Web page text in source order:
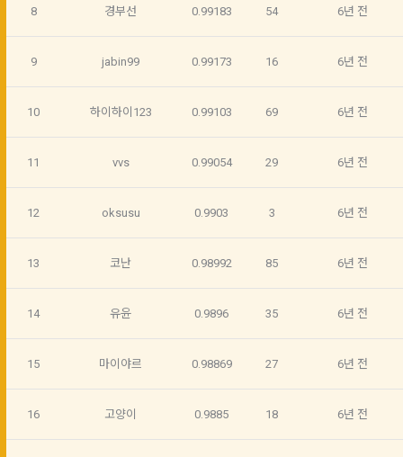
메일 인증 필요
[데이콘] 회원가입 인증메일
하여 본인의 개인정보와 프로젝트, 코드 등을 공유한 자로서, 채
인 또는 법인을 말한다.
6. “해커톤”이라 함은 “회사”가 “사이트”에 출제한 문제에 “개인
회원”이 AI 코드를 제출하고, “회사”는 이를 평가하여 우수작을
7. “대회"라 함은 “기업회원”이 인력을 채용하거나 또는 솔루션
8. “교육”이라 함은 “회사”가  제공하는 교육컨텐츠를 포함한 온
라인/오프라인 교육서비스를 말한다.
9. "아이디"라 함은 회원의 식별과 회원의 서비스 이용을 위하여
"회원"이 가입 시 사용한 이메일 주소를 말한다.
10. "비밀번호"라 함은 "회사"의 서비스를 이용하려는 사람이 아
이디를 부여받은 자와 동일인임을 확인하고 "회원"의 권익을 보
호하기 위하여 "회원"이 선정한 문자와 숫자의 조합 또는 이와
한다.
이미 발생한 피해를 복구하기 위해 누구에게 연락하여 어떤 도
움을 받을 수 있는지 알려 드립니다.
그 무엇보다도, 개인정보와 관련하여 데이콘과 이용자 간의 권
리 및 의무 관계를 규정하여 이용자의 ‘개인정보자기결정권’을
2. 개인정보의 수집 및 이용목적
데이콘 주식회사(이하 “회사”)는 다음 목적을 위하여 개인정보
2) 서비스 제공에 관한 계약 이행 및 서비스 제공에 따른 요금정
3. 서비스 정보 수신 동의 철회
정관리 페이지의 하단 마케팅(대회 진행, 교육 등) 정보 수신 동
의(선택)’에서 철회를 요청할 수 있습니다.
또한 향후 마케팅 활용에 새롭게 동의하고자 하는 경우에는 ‘홈>
계정관리 페이지의 하단 마케팅(대회 진행, 교육 등) 정보 수신
2021.05.25
8 경부선 0.99183 54 6년 전
9 jabin99 0.99173 16 6년 전
10 하이하이123 0.99103 69 6년 전
11 vvs 0.99054 29 6년 전
12 oksusu 0.9903 3 6년 전
13 코난 0.98992 85 6년 전
14 유윤 0.9896 35 6년 전
15 마이야르 0.98869 27 6년 전
16 고양이 0.9885 18 6년 전